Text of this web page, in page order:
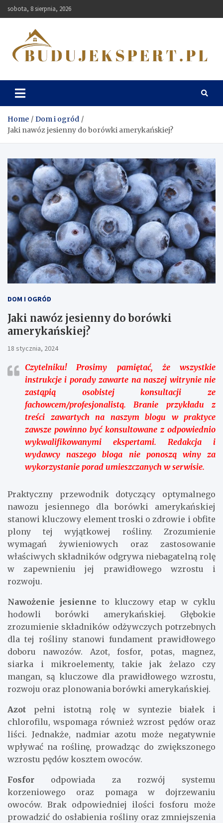
Skip
to
sobota, 8 sierpnia, 2026
Budujekspert
Home
Dom i ogród
Jaki nawóz jesienny do borówki amerykańskiej?
DOM I OGRÓD
Jaki nawóz jesienny do borówki
amerykańskiej?
18 stycznia, 2024
Czytelniku!Prosimy pamiętać, że wszystkie
instrukcje i porady zawarte na naszej witrynie nie
zastąpią osobistej konsultacji ze
fachowcem/profesjonalistą. Branie przykładu z
treści zawartych na naszym blogu w praktyce
zawsze powinno być konsultowane z odpowiednio
wykwalifikowanymi ekspertami. Redakcja i
wydawcy naszego bloga nie ponoszą winy za
wykorzystanie porad umieszczanych w serwisie.
Praktyczny przewodnik dotyczący optymalnego
nawozu jesiennego dla borówki amerykańskiej
stanowi kluczowy element troski o zdrowie i obfite
plony tej wyjątkowej rośliny. Zrozumienie
wymagań żywieniowych oraz zastosowanie
właściwych składników odgrywa niebagatelną rolę
w zapewnieniu jej prawidłowego wzrostu i
rozwoju.
Nawożenie jesienne to kluczowy etap w cyklu
hodowli borówki amerykańskiej. Głębokie
zrozumienie składników odżywczych potrzebnych
dla tej rośliny stanowi fundament prawidłowego
doboru nawozów. Azot, fosfor, potas, magnez,
siarka i mikroelementy, takie jak żelazo czy
mangan, są kluczowe dla prawidłowego wzrostu,
rozwoju oraz plonowania borówki amerykańskiej.
Azot pełni istotną rolę w syntezie białek i
chlorofilu, wspomaga również wzrost pędów oraz
liści. Jednakże, nadmiar azotu może negatywnie
wpływać na roślinę, prowadząc do zwiększonego
wzrostu pędów kosztem owoców.
Fosfor odpowiada za rozwój systemu
korzeniowego oraz pomaga w dojrzewaniu
owoców. Brak odpowiedniej ilości fosforu może
prowadzić do osłabienia rośliny oraz zmniejszenia